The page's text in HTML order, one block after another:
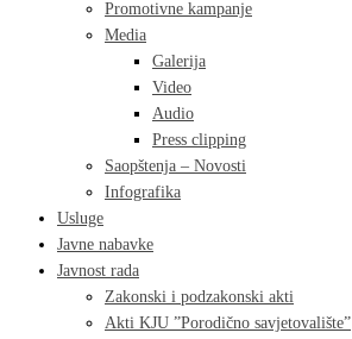
Promotivne kampanje
Media
Galerija
Video
Audio
Press clipping
Saopštenja – Novosti
Infografika
Usluge
Javne nabavke
Javnost rada
Zakonski i podzakonski akti
Akti KJU ”Porodično savjetovalište”